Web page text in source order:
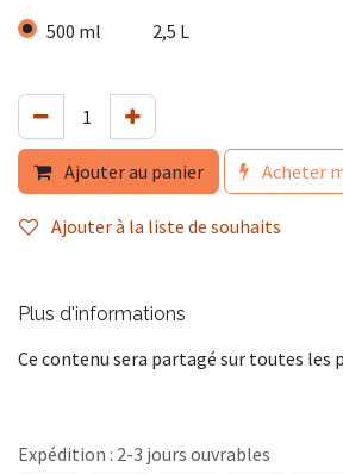
500 ml 2,5 L
Ajouter au panier Acheter
Ajouter à la liste de souhaits
Plus d'informations
Ce contenu sera partagé sur toutes les
Expédition : 2-3 jours ouvrables